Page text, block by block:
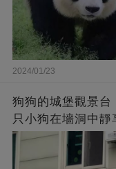
2024/01/23
狗狗的城堡觀景台
只小狗在墻洞中靜